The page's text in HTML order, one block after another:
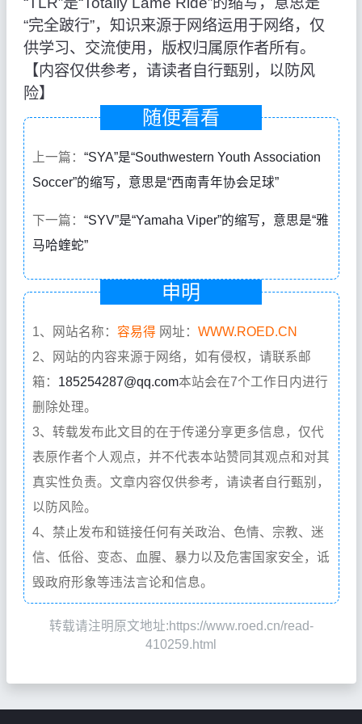
“完全跛行”，知识来源于网络运用于网络，仅
供学习、交流使用，版权归属原作者所有。
【内容仅供参考，请读者自行甄别，以防风
险】
随便看看
上一篇： “SYA”是“Southwestern Youth Association
Soccer”的缩写，意思是“西南青年协会足球”
下一篇： “SYV”是“Yamaha Viper”的缩写，意思是“雅
马哈蝰蛇”
申明
1、网站名称： 容易得 网址： WWW.ROED.CN
2、网站的内容来源于网络，如有侵权，请联系邮
箱： 185254287@qq.com本站会在7个工作日内进行
删除处理。
3、转载发布此文目的在于传递分享更多信息，仅代
表原作者个人观点，并不代表本站赞同其观点和对其
真实性负责。文章内容仅供参考，请读者自行甄别，
以防风险。
4、禁止发布和链接任何有关政治、色情、宗教、迷
信、低俗、变态、血腥、暴力以及危害国家安全，诋
毁政府形象等违法言论和信息。
转载请注明原文地址:https://www.roed.cn/read-
410259.html